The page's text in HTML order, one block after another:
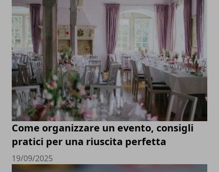
Come organizzare un evento, consigli
pratici per una riuscita perfetta
19/09/2025